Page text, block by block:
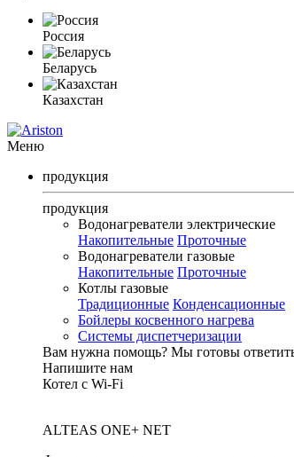
Россия
Беларусь
Казахстан
Меню
продукция
продукция
Водонагреватели электрические
Накопительные Проточные
Водонагреватели газовые
Накопительные Проточные
Котлы газовые
Традиционные Конденсационные
Бойлеры косвенного нагрева
Системы диспетчеризации
Вам нужна помощь? Мы готовы
Напишите нам
Котел с Wi-Fi
ALTEAS ONE+ NET